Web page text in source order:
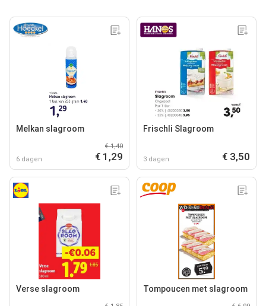
Melkan slagroom
6 dagen
€ 1,40
€ 1,29
Frischli Slagroom
3 dagen € 3,50
Verse slagroom Tompoucen met slagroom